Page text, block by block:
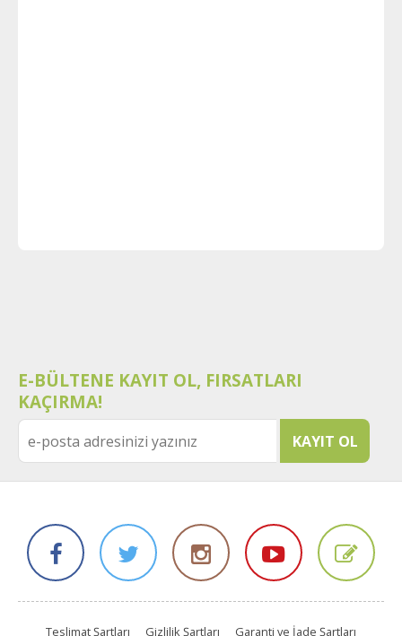
E-BÜLTENE KAYIT OL, FIRSATLARI
KAÇIRMA!
Teslimat Şartları Gizlilik Şartları Garanti ve İade Şartları